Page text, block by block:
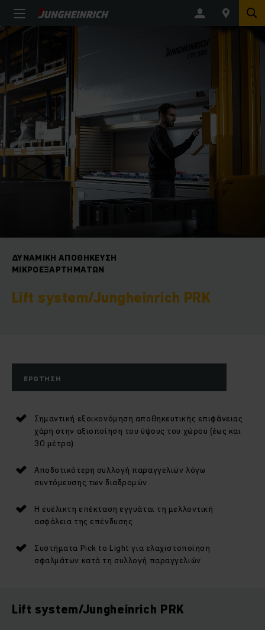
ΔΥΝΑΜΙΚΉ ΑΠΟΘΉΚΕΥΣΗ
ΜΙΚΡΟΕΞΑΡΤΗΜΆΤΩΝ
Lift system/Jungheinrich PRK
ΕΡΏΤΗΣΗ
Σημαντική εξοικονόμηση αποθηκευτικής επιφάνειας
χάρη στην αξιοποίηση του ύψους του χώρου (έως και
30 μέτρα)
Αποδοτικότερη συλλογή παραγγελιών λόγω
συντόμευσης των διαδρομών
Η ευέλικτη επέκταση εγγυάται τη μελλοντική
ασφάλεια της επένδυσης
Συστήματα Pick to Light για ελαχιστοποίηση
σφαλμάτων κατά τη συλλογή παραγγελιών
Lift system/Jungheinrich PRK